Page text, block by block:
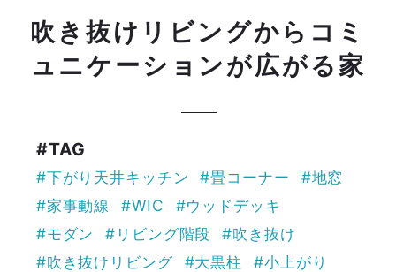
吹き抜けリビングからコミ
ュニケーションが広がる家
#TAG
下がり天井キッチン 畳コーナー
地窓
家事動線
WIC
ウッドデッキ
モダン
リビング階段
吹き抜け
吹き抜けリビング
大黒柱 小上がり